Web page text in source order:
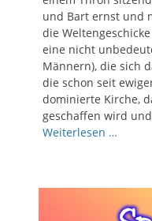
und Bart ernst und
die
eine nicht
Männern), die sich
die schon seit
dominierte Kirche,
geschaffen wird
Weiterlesen …